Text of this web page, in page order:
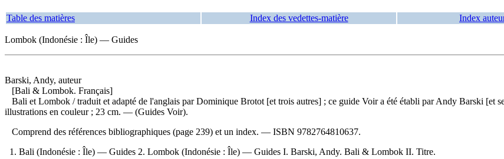
Table des matières Index des vedettes-matière Index
Lombok (Indonésie : Île) — Guides
Barski, Andy, auteur
[Bali & Lombok. Français]
Bali et Lombok / traduit et adapté de l'anglais par Dominique Brotot [et trois autres] ; ce guide Voir a été établi par Andy Barski
illustrations en couleur ; 23 cm. — (Guides Voir).
Comprend des références bibliographiques (page 239) et un index. — ISBN 9782764810637.
1. Bali (Indonésie : Île) — Guides 2. Lombok (Indonésie : Île) — Guides I. Barski, Andy. Bali & Lombok II. Titre.